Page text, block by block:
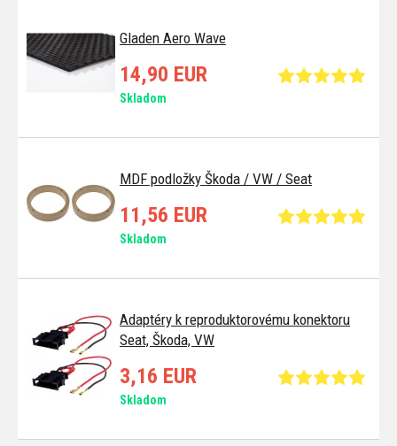
Gladen Aero Wave
14,90 EUR
Skladom
MDF podložky Škoda / VW / Seat
11,56 EUR
Skladom
Adaptéry k reproduktorovému konektoru
Seat, Škoda, VW
3,16 EUR
Skladom